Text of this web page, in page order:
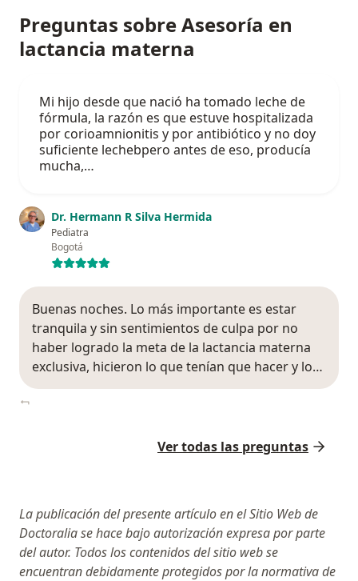
Preguntas sobre Asesoría en
lactancia materna
Mi hijo desde que nació ha tomado leche de
fórmula, la razón es que estuve hospitalizada
por corioamnionitis y por antibiótico y no doy
suficiente lechebpero antes de eso, producía
mucha,…
Dr. Hermann R Silva Hermida
Pediatra
Bogotá
Buenas noches. Lo más importante es estar
tranquila y sin sentimientos de culpa por no
haber logrado la meta de la lactancia materna
exclusiva, hicieron lo que tenían que hacer y lo…
Ver todas las preguntas
La publicación del presente artículo en el Sitio Web de
Doctoralia se hace bajo autorización expresa por parte
del autor. Todos los contenidos del sitio web se
encuentran debidamente protegidos por la normativa de